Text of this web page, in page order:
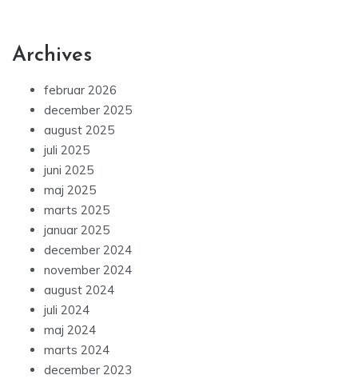
Archives
februar 2026
december 2025
august 2025
juli 2025
juni 2025
maj 2025
marts 2025
januar 2025
december 2024
november 2024
august 2024
juli 2024
maj 2024
marts 2024
december 2023